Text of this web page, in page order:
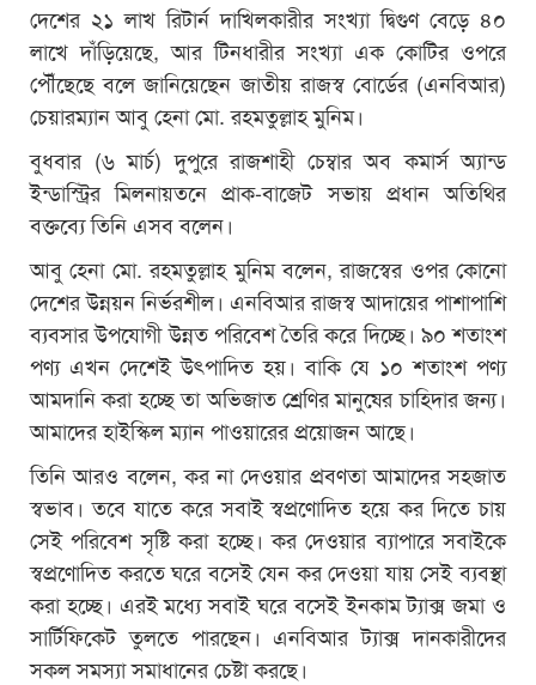
দেশের ২১ লাখ রিটার্ন দাখিলকারীর সংখ্যা দ্বিগুণ বেড়ে ৪০
লাখে দাঁড়িয়েছে, আর টিনধারীর সংখ্যা এক কোটির ওপরে
পৌঁছেছে বলে জানিয়েছেন জাতীয় রাজস্ব বোর্ডের (এনবিআর)
চেয়ারম্যান আবু হেনা মো. রহমতুল্লাহ মুনিম।
বুধবার (৬ মার্চ) দুপুরে রাজশাহী চেম্বার অব কমার্স অ্যান্ড
ইন্ডাস্ট্রির মিলনায়তনে প্রাক-বাজেট সভায় প্রধান অতিথির
বক্তব্যে তিনি এসব বলেন।
আবু হেনা মো. রহমতুল্লাহ মুনিম বলেন, রাজস্বের ওপর কোনো
দেশের উন্নয়ন নির্ভরশীল। এনবিআর রাজস্ব আদায়ের পাশাপাশি
ব্যবসার উপযোগী উন্নত পরিবেশ তৈরি করে দিচ্ছে। ৯০ শতাংশ
পণ্য এখন দেশেই উৎপাদিত হয়। বাকি যে ১০ শতাংশ পণ্য
আমদানি করা হচ্ছে তা অভিজাত শ্রেণির মানুষের চাহিদার জন্য।
আমাদের হাইস্কিল ম্যান পাওয়ারের প্রয়োজন আছে।
তিনি আরও বলেন, কর না দেওয়ার প্রবণতা আমাদের সহজাত
স্বভাব। তবে যাতে করে সবাই স্বপ্রণোদিত হয়ে কর দিতে চায়
সেই পরিবেশ সৃষ্টি করা হচ্ছে। কর দেওয়ার ব্যাপারে সবাইকে
স্বপ্রণোদিত করতে ঘরে বসেই যেন কর দেওয়া যায় সেই ব্যবস্থা
করা হচ্ছে। এরই মধ্যে সবাই ঘরে বসেই ইনকাম ট্যাক্স জমা ও
সার্টিফিকেট তুলতে পারছেন। এনবিআর ট্যাক্স দানকারীদের
সকল সমস্যা সমাধানের চেষ্টা করছে।